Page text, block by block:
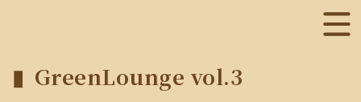
GreenLounge vol.3